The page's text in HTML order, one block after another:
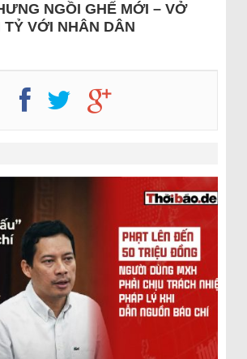
NGỒI GHẾ MỚI – VỞ
TỶ VỚI NHÂN DÂN